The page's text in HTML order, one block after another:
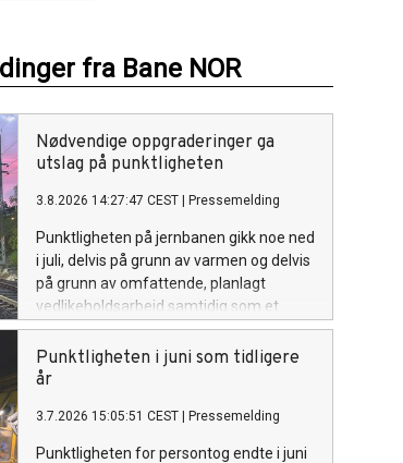
fra Bane NOR
Nødvendige oppgraderinger ga
utslag på punktligheten
3.8.2026 14:27:47 CEST Pressemelding
Punktligheten på jernbanen gikk noe ned
i juli, delvis på grunn av varmen og delvis
på grunn av omfattende, planlagt
vedlikeholdsarbeid samtidig som et
relativt solid togtilbud ble opprettholdt.
Punktligheten ble totalt 83,1 prosent.
Hittil i år er punktligheten for hele landet
Punktligheten i juni som tidligere
år
3.7.2026 15:05:51 CEST Pressemelding
Punktligheten for persontog endte i juni